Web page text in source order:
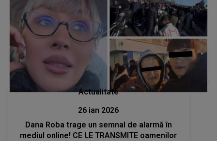
Actualitate
26 ian 2026
Dana Roba trage un semnal de alarmă în
mediul online! CE LE TRANSMITE oamenilor